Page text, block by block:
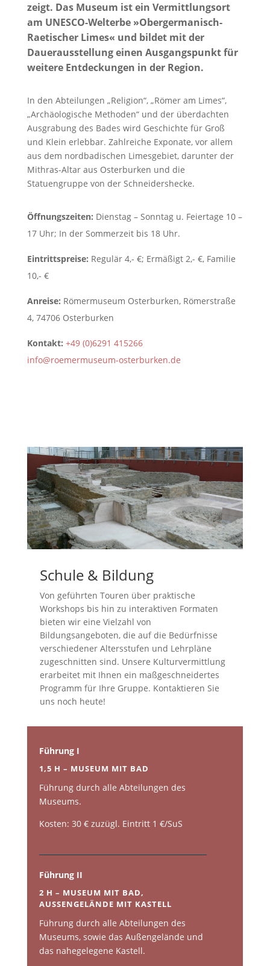
zeigt. Das Museum ist ein Vermittlungsort
am UNESCO-Welterbe »Obergermanisch-
Raetischer Limes« und bildet mit der
Dauerausstellung einen Ausgangspunkt für
weitere Entdeckungen in der Region.
In den Abteilungen „Religion“, „Römer am Limes“,
„Archäologische Methoden“ und der überdachten
Ausgrabung des Bades wird Geschichte für Groß
und Klein erlebbar. Zahlreiche Exponate, vor allem
aus dem nordbadischen Limesgebiet, darunter der
Mithras-Altar aus Osterburken und die
Statuengruppe von der Schneidershecke.
Öffnungszeiten: Dienstag – Sonntag u. Feiertage 10 –
17 Uhr; In der Sommerzeit bis 18 Uhr.
Eintrittspreise: Regulär 4,- €; Ermäßigt 2,- €, Familie
10,- €
Anreise: Römermuseum Osterburken, Römerstraße
4, 74706 Osterburken
Kontakt: +49 (0)6291 415266
info@roemermuseum-osterburken.de
Schule & Bildung
Von geführten Touren über praktische
Workshops bis hin zu interaktiven Formaten
bieten wir eine Vielzahl von
Bildungsangeboten, die auf die Bedürfnisse
verschiedener Altersstufen und Lehrpläne
zugeschnitten sind. Unsere Kulturvermittlung
erarbeitet mit Ihnen ein maßgeschneidertes
Programm für Ihre Gruppe. Kontaktieren Sie
uns noch heute!
Führung I
1,5 H – MUSEUM MIT BAD
Führung durch alle Abteilungen des
Museums.
Kosten: 30 € zuzügl. Eintritt 1 €/SuS
Führung II
2 H – MUSEUM MIT BAD,
AUSSENGELÄNDE MIT KASTELL
Führung durch alle Abteilungen des
Museums, sowie das Außengelände und
das nahegelegene Kastell.